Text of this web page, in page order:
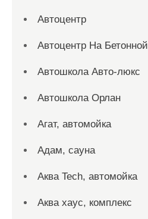
Автоцентр
Автоцентр На Бетонной
Автошкола Авто-люкс
Автошкола Орлан
Агат, автомойка
Адам, сауна
Аква Tech, автомойка
Аква хаус, комплекс